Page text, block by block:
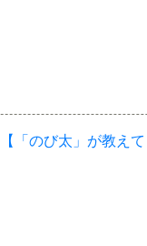
【「のび太」が教え